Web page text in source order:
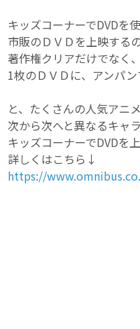
キッズコーナーでDVDを
市販のＤＶＤを上映する
著作権クリアだけでなく
1枚のＤＶＤに、アンパ
と、たくさんの人気アニ
次から次へと異なるキャ
キッズコーナーでDVDを
詳しくはこちら↓
https://